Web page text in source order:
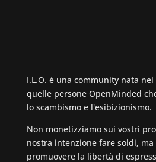
I.L.O. è una community nata
quelle persone OpenMinded
lo scambismo e l'esibizionismo.
Non monetizziamo sui vostri
nostra intenzione fare soldi, ma
promuovere la libertà di